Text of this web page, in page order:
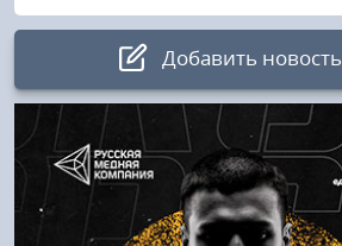
Добавить новость
Авторизация
Логин: